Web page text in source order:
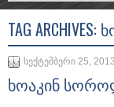
TAG ARCHIVES:
სექტემბერი 25, 2013
ხოაკინ